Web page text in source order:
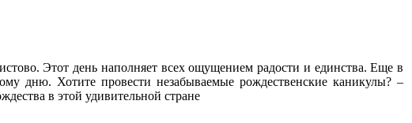
Этот день наполняет всех ощущением радости и единства. Еще в
дню. Хотите провести незабываемые рождественские каникулы? –
в этой удивительной стране